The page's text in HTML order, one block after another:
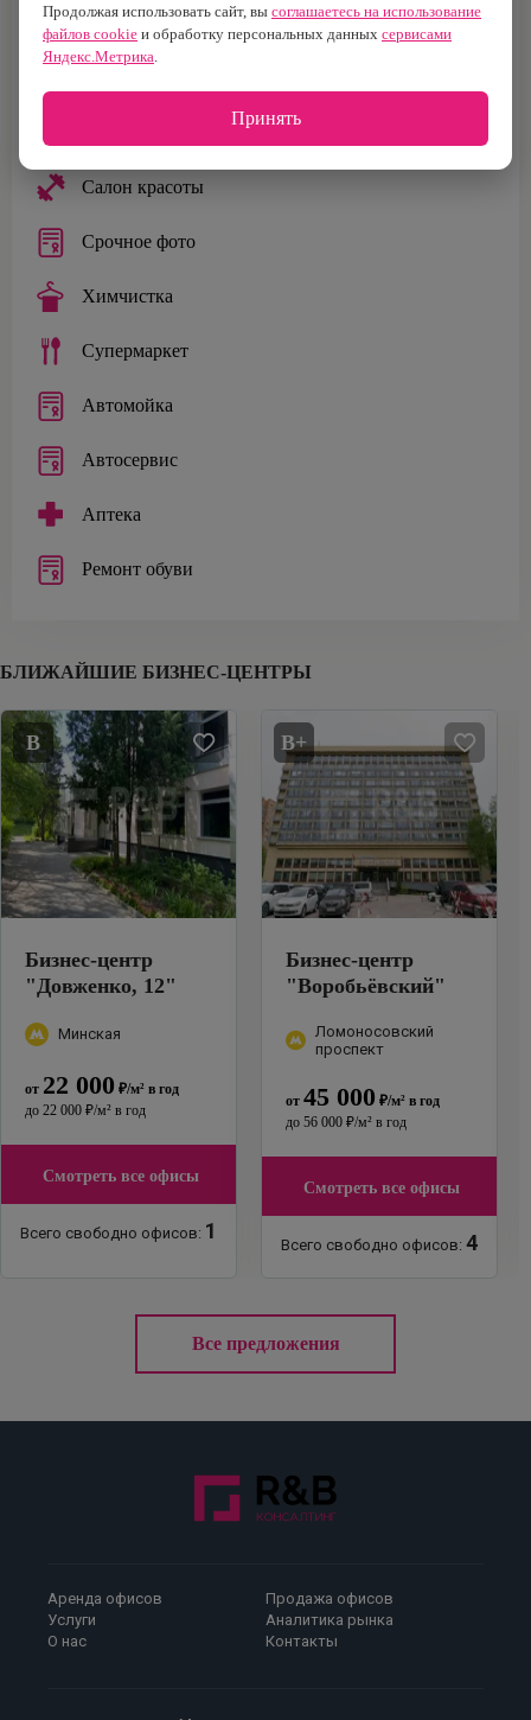
Столовая
Салон красоты
Срочное фото
Химчистка
Супермаркет
Автомойка
Автосервис
Аптека
Ремонт обуви
БЛИЖАЙШИЕ БИЗНЕС-ЦЕНТРЫ
B
Бизнес-центр
" Довженко, 12"
Минская
от 22 000 ₽/м² в год
до 22 000 ₽/м² в год
Смотреть все офисы
Всего свободно офисов: 1
B+
Бизнес-центр
"Воробьёвский"
Ломоносовский
проспект
от 45 000 ₽/м² в год
до 56 000 ₽/м² в год
Смотреть все офисы
Всего свободно офисов: 4
Все предложения
Аренда офисов
Продажа офисов
Услуги
Аналитика рынка
О нас
Контакты
Продолжая использовать сайт, вы соглашаетесь на использование
файлов cookie и обработку персональных данных сервисами
Яндекс.Метрика
Принять